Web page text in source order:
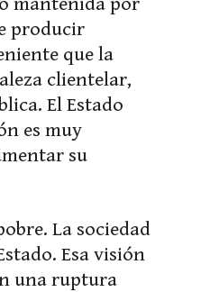
producir
que la
clientelar,
El Estado
es muy
su
La sociedad
Esa visión
una ruptura